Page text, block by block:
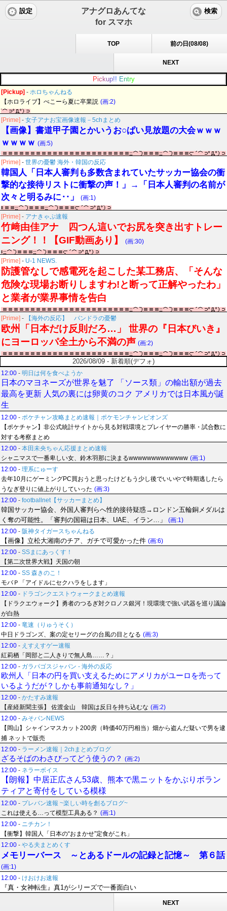
アナグロあんてな
for スマホ
設定 検索
TOP 前の日(08/08)
NEXT
Pic kup!! Entry
[Pickup] - ホロちゃんねる
【ホロライブ】ぺこーら夏に卒業説 (画:2)
[Prime] - 女子アナお宝画像速報－5chまとめ
【画像】書道甲子園とかいうお○ぱい見放題の大会ｗｗｗ
ｗｗｗｗ (画:5)
[Prime] - 世界の憂鬱 海外・韓国の反応
韓国人「日本人審判も多数含まれていたサッカー協会の衝
撃的な接待リストに衝撃の声！」→「日本人審判の名前が
次々と明るみに‥」
(画:1)
[Prime] - アナきゃぷ速報
竹﨑由佳アナ 四つん這いでお尻を突き出すトレー
ニング！！【GIF動画あり】
(画:30)
[Prime] - U-1 NEWS.
防護管なしで感電死を起こした某工務店、「そんな
危険な現場お断りしますわ!と断って正解やったわ」
と業者が業界事情を告白
[Prime] - 【海外の反応】 パンドラの憂鬱
欧州「日本だけ反則だろ…」 世界の『日本びいき』
にヨーロッパ全土から不満の声 (画:2)
2026/08/09 - 新着順(デフォ)
12:00 - 明日は何を食べようか
日本のマヨネーズが世界を魅了 「ソース類」の輸出額が過去
最高を更新 人気の裏には卵黄のコク アメリカでは日本風が誕
生
12:00 - ポケチャン攻略まとめ速報｜ポケモンチャンピオンズ
【ポケチャン】非公式統計サイトから見る対戦環境とプレイヤーの勝率・試合数に
対する考察まとめ
12:00 - 本田未央ちゃん応援まとめ速報
シャニマスで一番卑しい女、鈴木羽那に決まるwwwwwwwwwwwww (画:1)
12:00 - 理系にゅーす
去年10月にゲーミングPC買おうと思ったけどもう少し後でいいやで時期逃したら
うなぎ登りに値上がりしていった (画:3)
12:00 - footballnet【サッカーまとめ】
韓国サッカー協会、外国人審判らへ性的接待疑惑→ロンドン五輪銅メダルは
く奪の可能性。「審判の国籍は日本、UAE、イラン…」
(画:1)
12:00 - 阪神タイガースちゃんねる
【画像】立松大湘南のチア、ガチで可愛かった件 (画:6)
12:00 - SSまにあっくす！
【第二次世界大戦】天国の朝
12:00 - SS 森きのこ！
モバＰ「アイドルにセクハラをします」
12:00 - ドラゴンクエストウォークまとめ速報
【ドラクエウォーク】勇者のつるぎ対クロノス銀河！現環境で強い武器を巡り議論
が白熱
12:00 - 竜速（りゅうそく）
中日ドラゴンズ、案の定セリーグの台風の目となる (画:3)
12:00 - えすえすゲー速報
紅莉栖「岡部と二人きりで無人島……？」
12:00 - ガラパゴスジャパン - 海外の反応
欧州人「日本の円を買い支えるためにアメリカがユーロを売って
いるようだが？しかも事前通知なし？」
12:00 - かたすみ速報
【産経新聞主張】 佐渡金山 韓国は反日を持ち込むな (画:2)
12:00 - みそパンNEWS
【岡山】シャインマスカット200房（時価40万円相当）畑から盗んだ疑いで男を逮
捕 ネットで販売
12:00 - ラーメン速報｜2chまとめブログ
ざるそばのわさびってどう使うの？ (画:2)
12:00 - ネラーボイス
【朗報】中居正広さん53歳、熊本で黒ニットをかぶりボラン
ティアと寄付をしている模様
12:00 - プレバン速報 ~楽しい時を創るブログ~
これは使える…って模型工具ある？ (画:1)
12:00 - ニチカン！
【衝撃】韓国人「日本の“おまかせ”定食がこれ」
12:00 - やる夫まとめくす
メモリーバース ～とあるドールの記録と記憶～ 第６話
(画:1)
12:00 - けおけお速報
『真・女神転生』真1がシリーズで一番面白い
NEXT